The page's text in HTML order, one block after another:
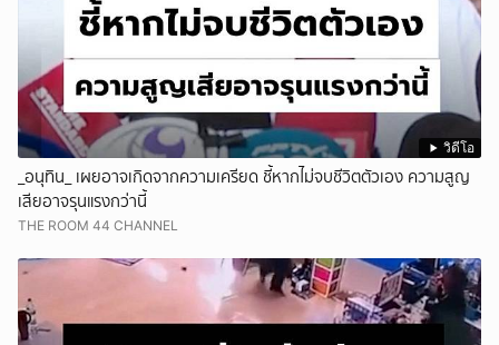
วิดีโอ
_อนุทิน_ เผยอาจเกิดจากความเครียด ชี้หากไม่จบชีวิตตัวเอง ความสูญ
เสียอาจรุนแรงกว่านี้
THE ROOM 44 CHANNEL